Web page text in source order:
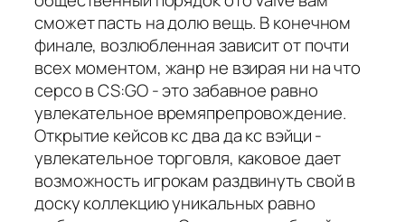
сможет пасть на долю вещь. В конечном
финале, возлюбленная зависит от почти
всех моментом, жанр не взирая ни на что
серсо в CS:GO - это забавное равно
увлекательное времяпрепровождение.
Открытие кейсов кс два да кс вэйци -
увлекательное торговля, каковое дает
возможность игрокам раздвинуть свой в
доску коллекцию уникальных равно